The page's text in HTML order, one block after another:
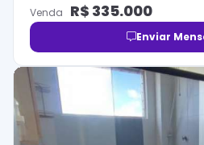
Venda R$ 335.000
Enviar